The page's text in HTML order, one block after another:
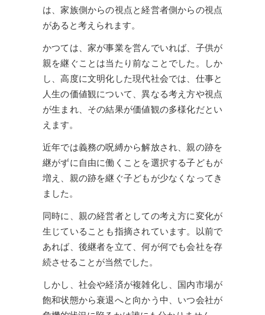
は、家族側からの視点と経営者側からの視点
があると考えられます。
かつては、家が事業を営んでいれば、子供が
親を継ぐことは当たり前なことでした。しか
し、高度に文明化した現代社会では、仕事と
人生の価値観について、異なる考え方や視点
が生まれ、その結果が価値観の多様化だとい
えます。
近年では義務の呪縛から解放され、親の跡を
継がずに自由に働くことを選択する子どもが
増え、親の跡を継ぐ子どもが少なくなってき
ました。
同時に、親の経営者としての考え方に変化が
生じていることも指摘されています。以前で
あれば、後継者を立て、何が何でも会社を存
続させることが当然でした。
しかし、社会や経済が複雑化し、国内市場が
飽和状態から衰退へと向かう中、いつ会社が